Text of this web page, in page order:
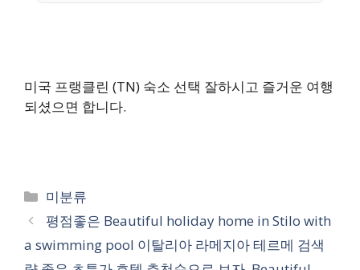
미국 프랭클린 (TN) 숙소 선택 잘하시고 즐거운 여행
되셨으면 합니다.
카
테
고
리
미분류
평점좋은 Beautiful holiday home in Stilo with
a swimming pool 이탈리아 라메지아 테르메 검색